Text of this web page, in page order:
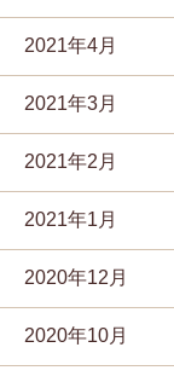
2021年4月
2021年3月
2021年2月
2021年1月
2020年12月
2020年10月